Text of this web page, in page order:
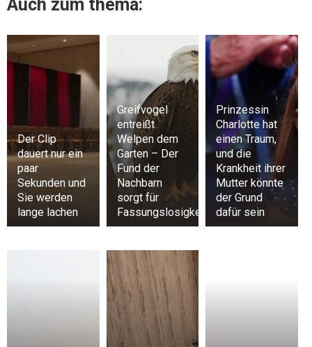
Auch zum thema:
Der Clip
dauert nur ein
paar
Sekunden und
Sie werden
lange lachen
Greifvogel
entreißt
Welpen dem
Garten – Der
Fund der
Nachbarn
sorgt für
Fassungslosigkeit
Prinzessin
Charlotte hat
einen Traum,
und die
Krankheit ihrer
Mutter könnte
der Grund
dafür sein